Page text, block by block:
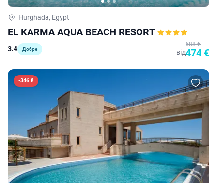
Hurghada, Egypt
EL KARMA AQUA BEACH RESORT
3.4 Добре від
688 €
474 €
-346 €